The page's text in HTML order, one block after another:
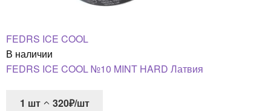
FEDRS ICE COOL
В наличии
FEDRS ICE COOL №10 MINT HARD Латвия
1 шт
320₽/шт